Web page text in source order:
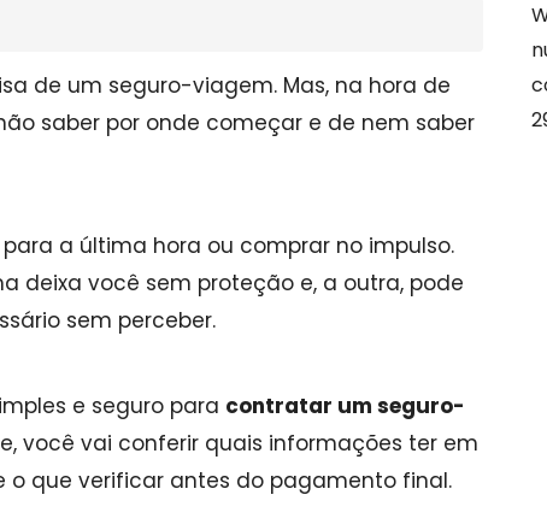
de um seguro-viagem. Mas, na hora de
saber por onde começar e de nem saber
a última hora ou comprar no impulso.
deixa você sem proteção e, a outra, pode
sem perceber.
e seguro para contratar um seguro-
você vai conferir quais informações ter em
o que verificar antes do pagamento final.
Viajeros360
A verdade é que sim, ter
cobertura para qualquer tipo de
imprevisto é algo que nos faz
mundo e,
mais,
viagem